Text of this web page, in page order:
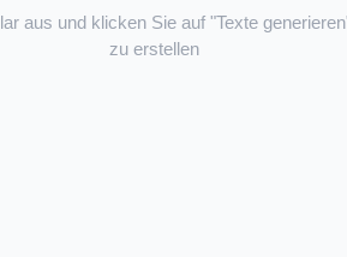
aus und klicken Sie auf "Texte
zu erstellen